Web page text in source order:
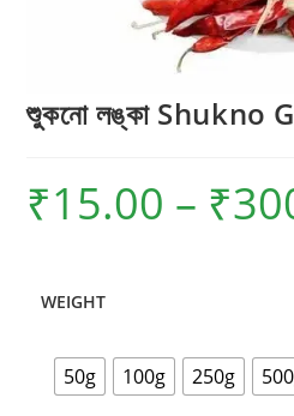
শুুকনো লঙ্কা Shukno
₹15.00 – ₹
WEIGHT
50g 100g 250g